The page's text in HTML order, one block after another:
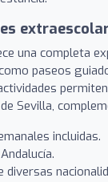
una completa
paseos
Sevilla,
incluidas.